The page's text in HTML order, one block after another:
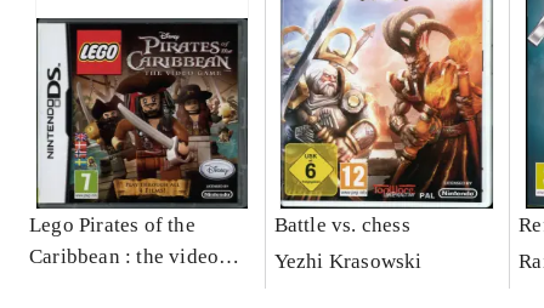
Lego Pirates of the
Caribbean : the video
Battle vs. chess
Yezhi Krasowski